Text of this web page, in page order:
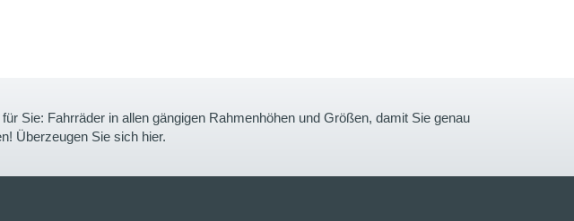
Sie: Fahrräder in allen gängigen Rahmenhöhen und Größen, damit Sie genau
Überzeugen Sie sich hier.